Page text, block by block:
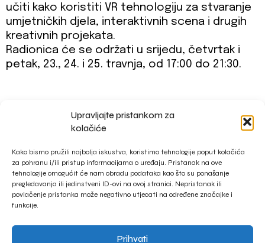
Upravljajte pristankom za
kolačiće
Kako bismo pružili najbolja iskustva, koristimo tehnologije poput kolačića
za pohranu i/ili pristup informacijama o uređaju. Pristanak na ove
tehnologije omogućit će nam obradu podataka kao što su ponašanje
pregledavanja ili jedinstveni ID-ovi na ovoj stranici. Nepristanak ili
povlačenje pristanka može negativno utjecati na određene značajke i
funkcije.
Prihvati
učiti kako koristiti VR tehnologiju za stvaranje
umjetničkih djela, interaktivnih scena i drugih
kreativnih projekata.
Radionica će se održati u srijedu, četvrtak i
petak, 23., 24. i 25. travnja, od 17:00 do 21:30.
impressum
privacy policy